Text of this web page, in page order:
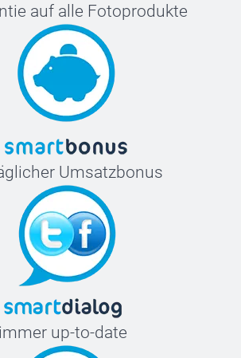
auf alle Fotoprodukte
Umsatzbonus
immer up-to-date